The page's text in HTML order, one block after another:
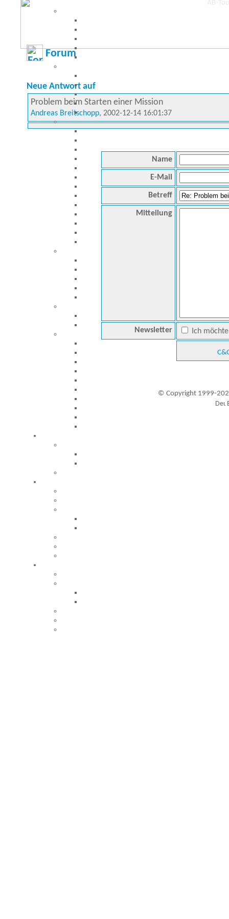
Forum
Neue Antwort auf
Problem beim Starten einer Mission
Andreas Breitschopp, 2002-12-14 16:01:37
Name
E-Mail
Betreff
Mitteilung
Newsletter Ich
© Copyright 1999-
Besucher seit 20.09.1999: 19464059